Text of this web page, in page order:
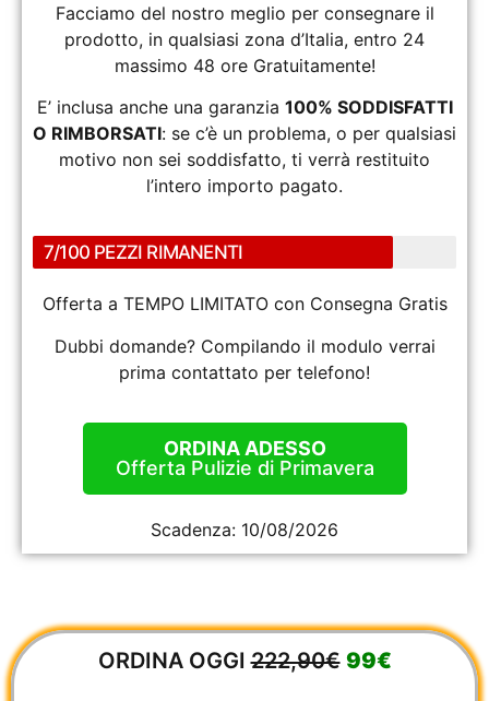
Facciamo del nostro meglio per consegnare il
prodotto, in qualsiasi zona d’Italia, entro 24
massimo 48 ore Gratuitamente!
E’ inclusa anche una garanzia 100% SODDISFATTI
O RIMBORSATI: se c’è un problema, o per qualsiasi
motivo non sei soddisfatto, ti verrà restituito
l’intero importo pagato.
7/100 PEZZI RIMANENTI
Offerta a TEMPO LIMITATO con Consegna Gratis
Dubbi domande? Compilando il modulo verrai
prima contattato per telefono!
ORDINA ADESSO
Offerta Pulizie di Primavera
Scadenza: 10/08/2026
ORDINA OGGI222,90€ 99€